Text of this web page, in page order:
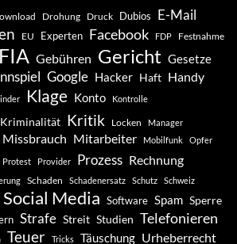
Drohung Druck Dubios E-Mail
EU Experten Facebook FDP Festnahme
Gebühren Gericht Gesetze
Google Hacker Haft Handy
Klage Konto Kontrolle
Kriminalität Kritik Locken Manager
Missbrauch Mitarbeiter Mobilfunk Opfer
Protest Provider Prozess Rechnung
Schaden Schadenersatz Schutz Schweiz
Social Media Software Spam Sperre
Strafe Streit Studien Telefonieren
Teuer Tricks Täuschung Urheberrecht